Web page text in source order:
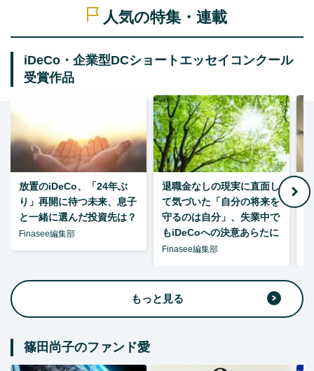
人気の特集・連載
iDeCo・企業型DCショートエッセイコンクール
受賞作品
放置のiDeCo、「24年ぶ
り」再開に待つ未来、息子
と一緒に選んだ投資先は？
Finasee編集部
退職金なしの現実に直面し
て気づいた「自分の将来を
守るのは自分」、失業中で
もiDeCoへの決意あらたに
Finasee編集部
もっと見る
篠田尚子のファンド愛